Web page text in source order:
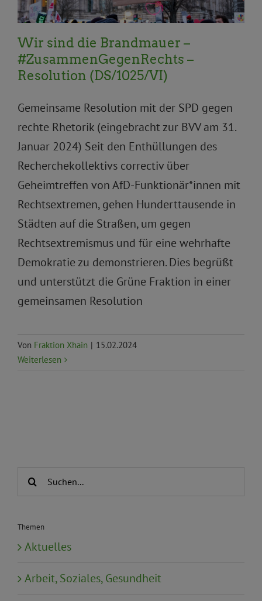
Wir sind die Brandmauer –
#ZusammenGegenRechts –
Resolution (DS/1025/VI)
Gemeinsame Resolution mit der SPD gegen
rechte Rhetorik (eingebracht zur BVV am 31.
Januar 2024) Seit den Enthüllungen des
Recherchekollektivs correctiv über
Geheimtreffen von AfD-Funktionär*innen mit
Rechtsextremen, gehen Hunderttausende in
Städten auf die Straßen, um gegen
Rechtsextremismus und für eine wehrhafte
Demokratie zu demonstrieren. Dies begrüßt
und unterstützt die Grüne Fraktion in einer
gemeinsamen Resolution
Von Fraktion Xhain | 15.02.2024
Weiterlesen
Suche
Themen
Aktuelles
Arbeit, Soziales, Gesundheit